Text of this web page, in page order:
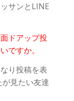
サンとLINE
ドアップ投
ですか。
り投稿を表
見たい友達